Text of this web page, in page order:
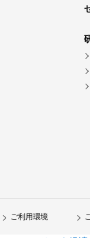
ご利用環境